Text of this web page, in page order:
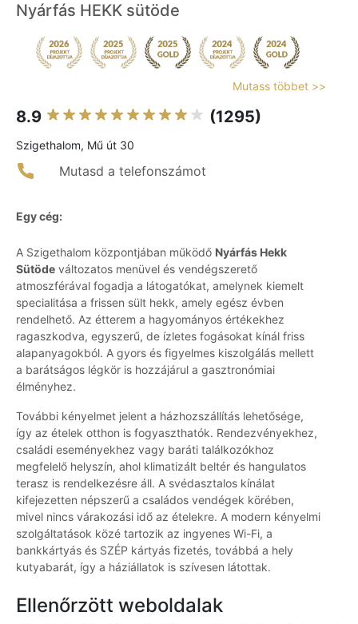
Nyárfás HEKK sütöde
Mutass többet >>
8.9 (1295)
Szigethalom, Mű út 30
Mutasd a telefonszámot
Egy cég:
A Szigethalom központjában működő Nyárfás Hekk
Sütöde változatos menüvel és vendégszerető
atmoszférával fogadja a látogatókat, amelynek kiemelt
specialitása a frissen sült hekk, amely egész évben
rendelhető. Az étterem a hagyományos értékekhez
ragaszkodva, egyszerű, de ízletes fogásokat kínál friss
alapanyagokból. A gyors és figyelmes kiszolgálás mellett
a barátságos légkör is hozzájárul a gasztronómiai
élményhez.
További kényelmet jelent a házhozszállítás lehetősége,
így az ételek otthon is fogyaszthatók. Rendezvényekhez,
családi eseményekhez vagy baráti találkozókhoz
megfelelő helyszín, ahol klimatizált beltér és hangulatos
terasz is rendelkezésre áll. A svédasztalos kínálat
kifejezetten népszerű a családos vendégek körében,
mivel nincs várakozási idő az ételekre. A modern kényelmi
szolgáltatások közé tartozik az ingyenes Wi-Fi, a
bankkártyás és SZÉP kártyás fizetés, továbbá a hely
kutyabarát, így a háziállatok is szívesen látottak.
Ellenőrzött weboldalak